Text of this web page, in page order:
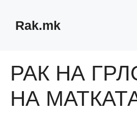
contentRak.mk
РАК НА
НА